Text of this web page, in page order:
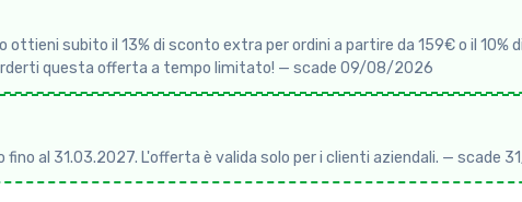
subito il 13% di sconto extra per ordini a partire da 159€ o il 10%
questa offerta a tempo limitato! — scade 09/08/2026
al 31.03.2027. L'offerta è valida solo per i clienti aziendali. — scade